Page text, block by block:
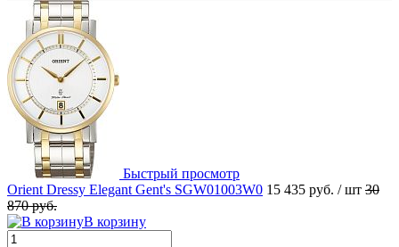
Быстрый просмотр
Orient Dressy Elegant Gent's SGW01003W0 15 435 руб. / шт 30
870 руб.
В корзину